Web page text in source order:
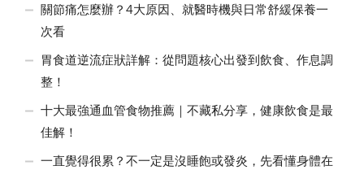
關節痛怎麼辦？4大原因、就醫時機與日常舒緩保養一
次看
胃食道逆流症狀詳解：從問題核心出發到飲食、作息調
整！
十大最強通血管食物推薦｜不藏私分享，健康飲食是最
佳解！
一直覺得很累？不一定是沒睡飽或發炎，先看懂身體在